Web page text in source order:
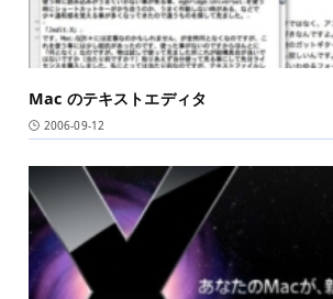
Mac のテキストエディタ
2006-09-12